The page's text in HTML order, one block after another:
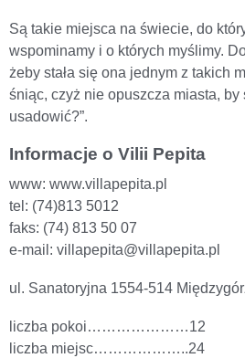
Są takie miejsca na świecie, do
wspominamy i o których myślimy.
żeby stała się ona jednym z takich
śniąc, czyż nie opuszcza miasta,
usadowić?”.
Informacje o Vilii Pepita
www: www.villapepita.pl
tel: (74)813 5012
faks: (74) 813 50 07
e-mail: villapepita@villapepita.pl
ul. Sanatoryjna 1554-514
liczba pokoi…………………12
liczba miejsc………………..24